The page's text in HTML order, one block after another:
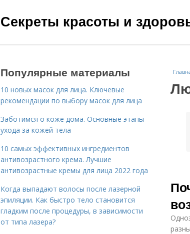
Секреты красоты и
Популярные материалы
10 новых масок для лица. Ключевые
рекомендации по выбору масок для лица
Заботимся о коже дома. Основные этапы
ухода за кожей тела
10 самых эффективных ингредиентов
антивозрастного крема. Лучшие
антивозрастные кремы для лица 2022 года
Когда выпадают волосы после лазерной
эпиляции. Как быстро тело становится
гладким после процедуры, в зависимости
от типа лазера?